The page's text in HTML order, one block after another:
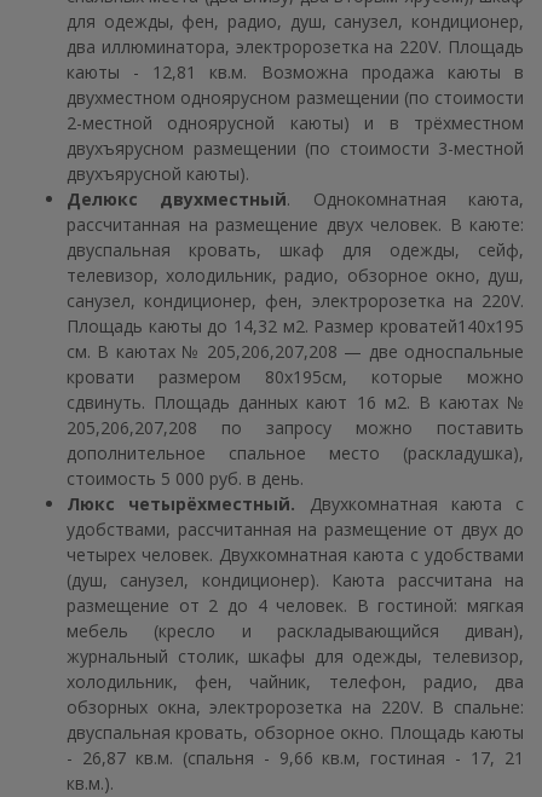
для одежды, фен, радио, душ, санузел, кондиционер,
два иллюминатора, электророзетка на 220V. Площадь
каюты - 12,81 кв.м. Возможна продажа каюты в
двухместном одноярусном размещении (по стоимости
2-местной одноярусной каюты) и в трёхместном
двухъярусном размещении (по стоимости 3-местной
двухъярусной каюты).
Делюкс двухместный. Однокомнатная каюта,
рассчитанная на размещение двух человек. В каюте:
двуспальная кровать, шкаф для одежды, сейф,
телевизор, холодильник, радио, обзорное окно, душ,
санузел, кондиционер, фен, электророзетка на 220V.
Площадь каюты до 14,32 м2. Размер кроватей140х195
см. В каютах № 205,206,207,208 — две односпальные
кровати размером 80х195см, которые можно
сдвинуть. Площадь данных кают 16 м2. В каютах №
205,206,207,208 по запросу можно поставить
дополнительное спальное место (раскладушка),
стоимость 5 000 руб. в день.
Люкс четырёхместный. Двухкомнатная каюта с
удобствами, рассчитанная на размещение от двух до
четырех человек. Двухкомнатная каюта с удобствами
(душ, санузел, кондиционер). Каюта рассчитана на
размещение от 2 до 4 человек. В гостиной: мягкая
мебель (кресло и раскладывающийся диван),
журнальный столик, шкафы для одежды, телевизор,
холодильник, фен, чайник, телефон, радио, два
обзорных окна, электророзетка на 220V. В спальне:
двуспальная кровать, обзорное окно. Площадь каюты
- 26,87 кв.м. (спальня - 9,66 кв.м, гостиная - 17, 21
кв.м.).